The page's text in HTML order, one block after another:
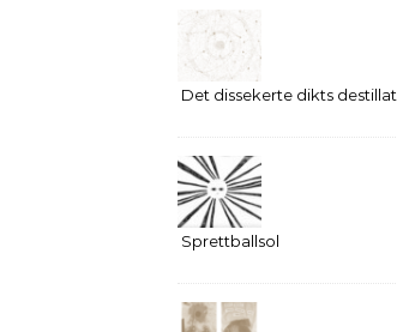
Det dissekerte dikts destillat
Sprettballsol